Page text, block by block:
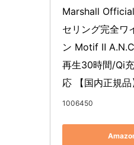
Marshall
セリング完全ワ
ン Motif Ⅱ
再生30時間/Qi
応 【国内正規品
1006450